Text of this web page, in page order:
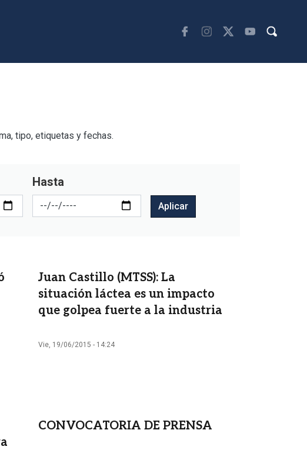
tipo, etiquetas y fechas.
Hasta
Aplicar
Juan Castillo (MTSS): La
situación láctea es un impacto
que golpea fuerte a la industria
Vie, 19/06/2015 - 14:24
CONVOCATORIA DE PRENSA